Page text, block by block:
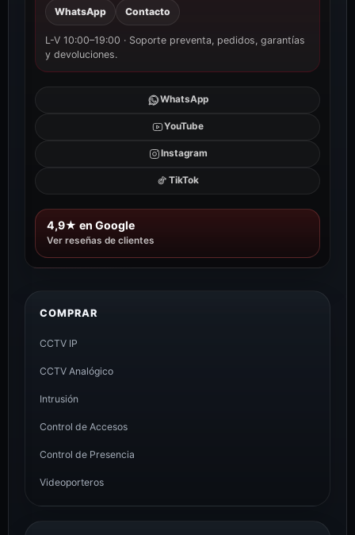
WhatsApp Contacto
L-V 10:00–19:00 · Soporte preventa, pedidos, garantías
y devoluciones.
WhatsApp
YouTube
Instagram
TikTok
4,9★ en Google
Ver reseñas de clientes
COMPRAR
CCTV IP
CCTV Analógico
Intrusión
Control de Accesos
Control de Presencia
Videoporteros